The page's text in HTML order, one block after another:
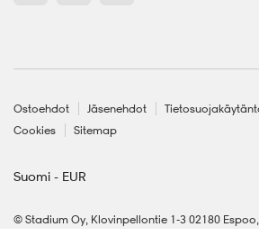
Ostoehdot Jäsenehdot
Cookies
Sitemap
Suomi - EUR
© Stadium Oy, Klovinpellontie 1-3 02180